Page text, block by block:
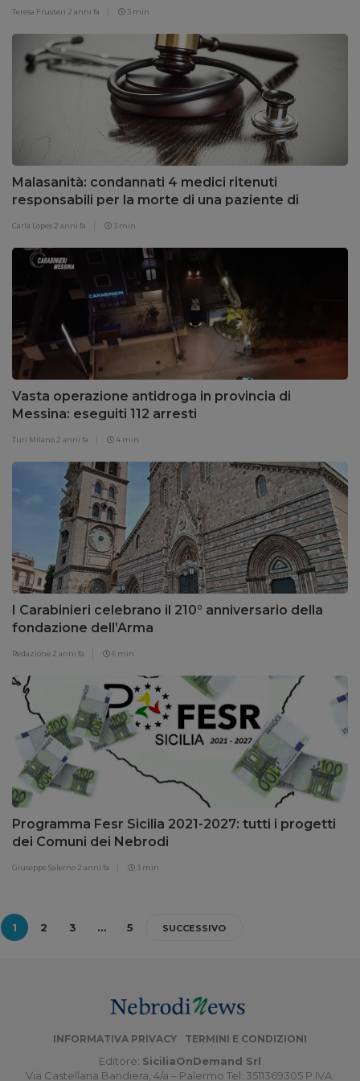
Teresa Frusteri 2 anni fa 3 min
Malasanità: condannati 4 medici ritenuti
responsabili per la morte di una paziente di
Carla Lopes 2 anni fa 3 min
Vasta operazione antidroga in provincia di
Messina: eseguiti 112 arresti
Turi Milano 2 anni fa 4 min
I Carabinieri celebrano il 210° anniversario della
fondazione dell’Arma
Redazione 2 anni fa 6 min
Programma Fesr Sicilia 2021-2027: tutti i progetti
dei Comuni dei Nebrodi
Giuseppe Salerno 2 anni fa 3 min
1 2 3 … 5 SUCCESSIVO
INFORMATIVA PRIVACY TERMINI E CONDIZIONI
Editore: SiciliaOnDemand Srl
Via Castellana Bandiera, 4/a – Palermo Tel: 3511369305 P.IVA: